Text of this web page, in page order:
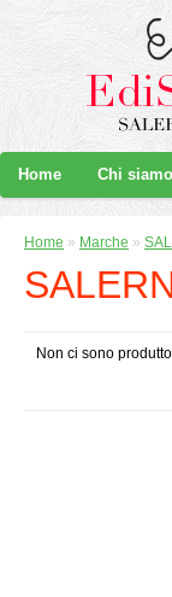
Home Chi siamo
Home » Marche »
Non ci sono